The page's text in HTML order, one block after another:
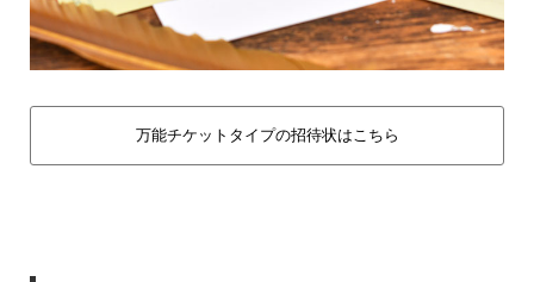
万能チケットタイプの招待状はこちら